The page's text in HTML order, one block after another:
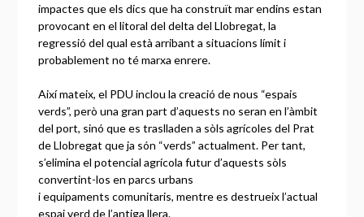
impactes que els dics que ha construït mar endins estan
provocant en el litoral del delta del Llobregat, la
regressió del qual està arribant a situacions límit i
probablement no té marxa enrere.
Així mateix, el PDU inclou la creació de nous “espais
verds”, però una gran part d’aquests no seran en l’àmbit
del port, sinó que es traslladen a sòls agrícoles del Prat
de Llobregat que ja són “verds” actualment. Per tant,
s’elimina el potencial agrícola futur d’aquests sòls
convertint-los en parcs urbans
i equipaments comunitaris, mentre es destrueix l’actual
espai verd de l’antiga llera.